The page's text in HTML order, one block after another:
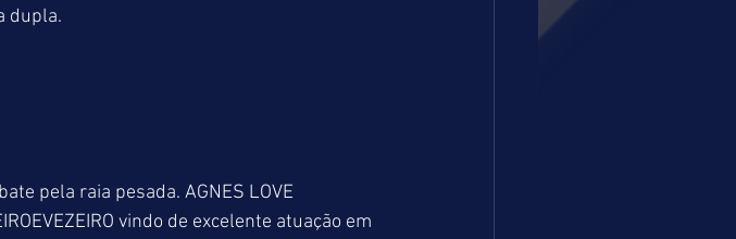
dupla.
pela raia pesada. AGNES LOVE
vindo de excelente atuação em